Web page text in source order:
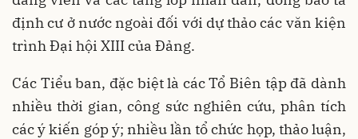
định cư ở nước ngoài đối với dự thảo các văn kiện
trình Đại hội XIII của Đảng.
Các Tiểu ban, đặc biệt là các Tổ Biên tập đã dành
nhiều thời gian, công sức nghiên cứu, phân tích
các ý kiến góp ý; nhiều lần tổ chức họp, thảo luận,